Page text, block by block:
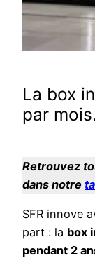
La box
par
Retrouvez
dans notre
SFR innove
part : la box
pendant 2